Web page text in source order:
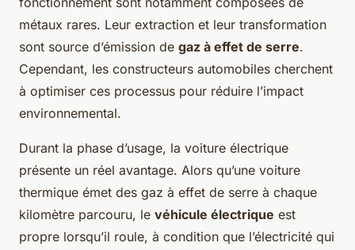
métaux rares. Leur extraction et leur transformation
sont source d’émission de gaz à effet de serre.
Cependant, les constructeurs automobiles cherchent
à optimiser ces processus pour réduire l’impact
environnemental.
Durant la phase d’usage, la voiture électrique
présente un réel avantage. Alors qu’une voiture
thermique émet des gaz à effet de serre à chaque
kilomètre parcouru, le véhicule électrique est
propre lorsqu’il roule, à condition que l’électricité qui